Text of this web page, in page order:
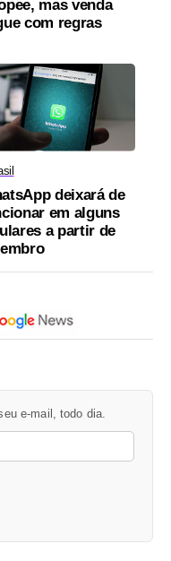
mas venda
com regras
deixará de
em alguns
a partir de
e-mail, todo dia.